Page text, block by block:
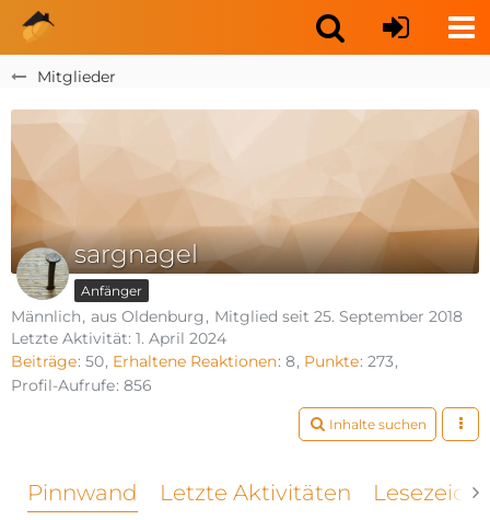
Mitglieder
sargnagel
Anfänger
Männlich aus Oldenburg
Mitglied seit 25. September 2018
Letzte Aktivität: 1. April 2024
Beiträge 50 Erhaltene Reaktionen 8 Punkte 273
Profil-Aufrufe 856
Inhalte suchen
Pinnwand Letzte Aktivitäten